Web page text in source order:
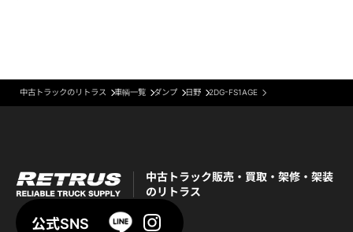
中古トラックのリトラス 車輌一覧 ダンプ 日野 2DG-FS1AGE
中古トラック販売・買取・架修・架装
のリトラス
公式SNS